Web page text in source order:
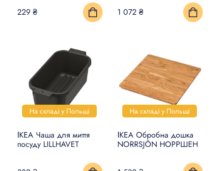
229 ₴
1 072 ₴
На складі у Польщі
ІКЕА Чаша для миття
посуду LILLHAVET
На складі у Польщі
ІКЕА Обробна дошка
NORRSJÖN НОРРШЕН